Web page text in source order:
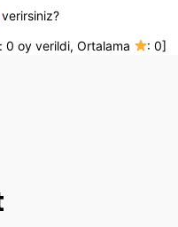
verirsiniz?
0 oy verildi, Ortalama :0]